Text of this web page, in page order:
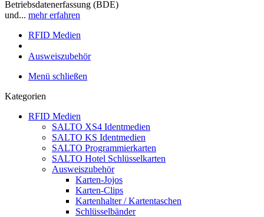
Betriebsdatenerfassung (BDE)
und... mehr erfahren
RFID Medien
Ausweiszubehör
Menü schließen
Kategorien
RFID Medien
SALTO XS4 Identmedien
SALTO KS Identmedien
SALTO Programmierkarten
SALTO Hotel Schlüsselkarten
Ausweiszubehör
Karten-Jojos
Karten-Clips
Kartenhalter / Kartentaschen
Schlüsselbänder